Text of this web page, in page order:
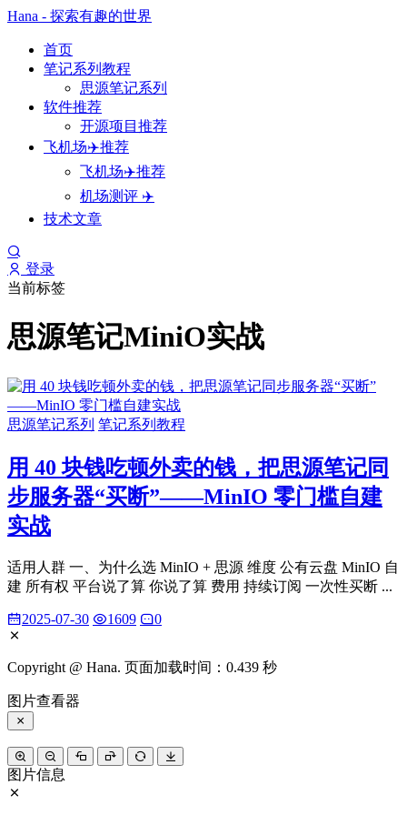
Hana - 探索有趣的世界
首页
笔记系列教程
思源笔记系列
软件推荐
开源项目推荐
飞机场✈️推荐
飞机场✈️推荐
机场测评 ✈️
技术文章
登录
当前标签
思源笔记MiniO实战
思源笔记系列 笔记系列教程
用 40 块钱吃顿外卖的钱，把思源笔记同
步服务器“买断”——MinIO 零门槛自建
实战
适用人群 一、为什么选 MinIO + 思源 维度 公有云盘 MinIO 自
建 所有权 平台说了算 你说了算 费用 持续订阅 一次性买断 ...
2025-07-30 1609 0
Copyright @ Hana. 页面加载时间：0.439 秒
图片查看器
图片信息